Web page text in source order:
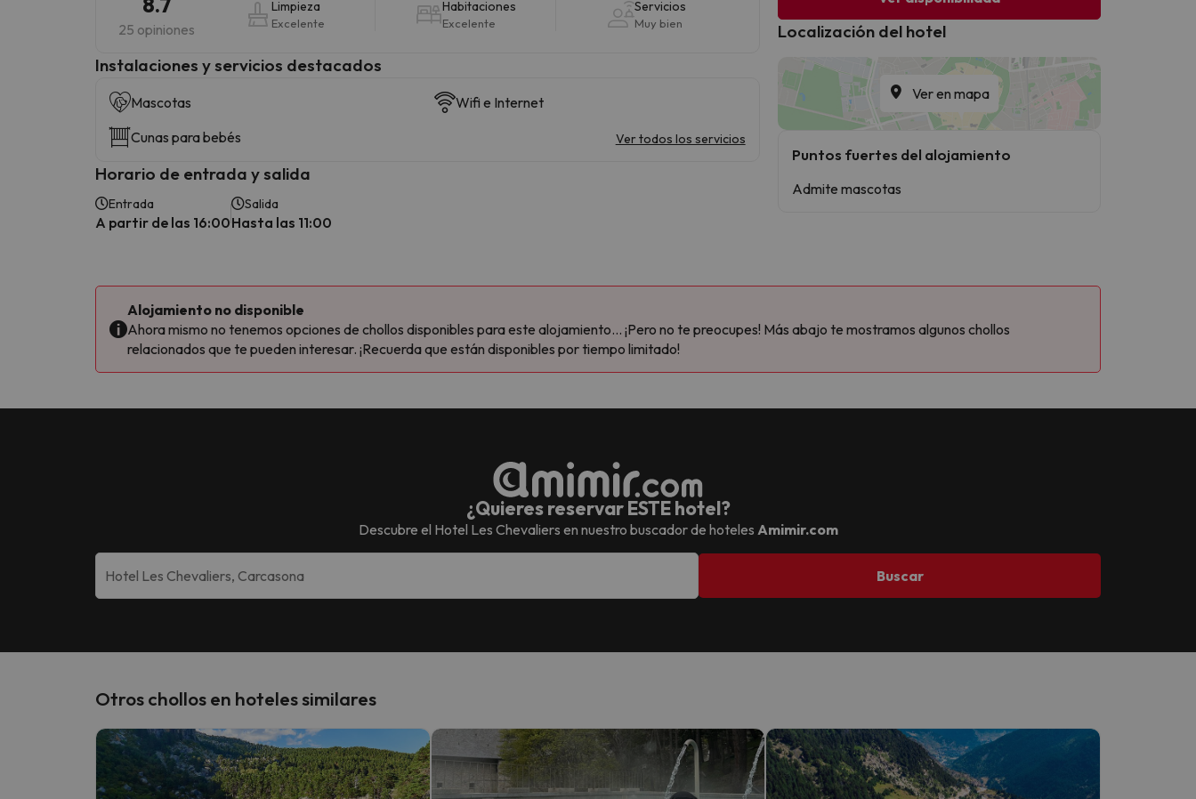
25 opiniones
Limpieza
Excelente
Habitaciones
Excelente
Servicios
Muy bien
Instalaciones y servicios destacados
Mascotas
Wifi e Internet
Cunas para bebés
Ver todos los servicios
Horario de entrada y salida
Entrada
A partir de las 16:00
Salida
Hasta las 11:00
Localización del hotel
Ver en mapa
Puntos fuertes del alojamiento
Admite mascotas
Alojamiento no disponible
Ahora mismo no tenemos opciones de chollos disponibles para este alojamiento... ¡Pero no te preocupes! Más abajo te mostramos algunos chollos
relacionados que te pueden interesar. ¡Recuerda que están disponibles por tiempo limitado!
¿Quieres reservar ESTE hotel?
Descubre el Hotel Les Chevaliers en nuestro buscador de hoteles Amimir.com
Buscar
Otros chollos en hoteles similares